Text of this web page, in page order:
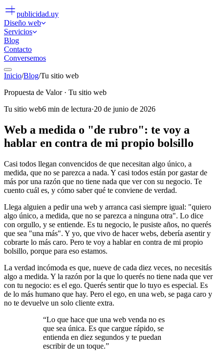
publicidad.uy
Diseño web
Servicios
Blog
Contacto
Conversemos
Inicio/Blog/Tu sitio web
Propuesta de Valor· Tu sitio web
Tu sitio web6 min de lectura·20 de junio de 2026
Web a medida o "de rubro": te voy a
hablar en contra de mi propio bolsillo
Casi todos llegan convencidos de que necesitan algo único, a
medida, que no se parezca a nada. Y casi todos están por gastar de
más por una razón que no tiene nada que ver con su negocio. Te
cuento cuál es, y cómo saber qué te conviene de verdad.
Llega alguien a pedir una web y arranca casi siempre igual: "quiero
algo único, a medida, que no se parezca a ninguna otra". Lo dice
con orgullo, y se entiende. Es tu negocio, le pusiste años, no querés
que sea "una más". Y yo, que vivo de hacer webs, debería asentir y
cobrarte lo más caro. Pero te voy a hablar en contra de mi propio
bolsillo, porque para eso estamos.
La verdad incómoda es que, nueve de cada diez veces, no necesitás
algo a medida. Y la razón por la que lo querés no tiene nada que ver
con tu negocio: es el ego. Querés sentir que lo tuyo es especial. Es
de lo más humano que hay. Pero el ego, en una web, se paga caro y
no te devuelve un solo cliente extra.
“Lo que hace que una web venda no es
que sea única. Es que cargue rápido, se
entienda en diez segundos y te puedan
escribir de un toque.”